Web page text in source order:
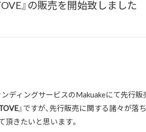
』の販売を開始致しました
ディングサービスのMakuakeにて先行販
』ですが、先行販売に関する諸々が落
頂きたいと思います。